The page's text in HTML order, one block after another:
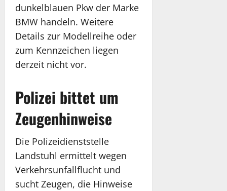
dunkelblauen Pkw der Marke
BMW handeln. Weitere
Details zur Modellreihe oder
zum Kennzeichen liegen
derzeit nicht vor.
Polizei bittet um
Zeugenhinweise
Die Polizeidienststelle
Landstuhl ermittelt wegen
Verkehrsunfallflucht und
sucht Zeugen, die Hinweise